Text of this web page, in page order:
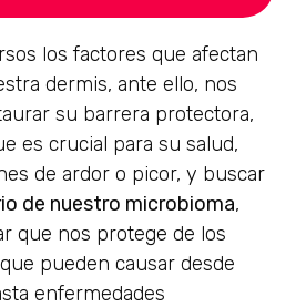
los factores que afectan
dermis, ante ello, nos
su barrera protectora,
es crucial para su salud,
de ardor o picor, y buscar
de nuestro microbioma,
que nos protege de los
pueden causar desde
enfermedades